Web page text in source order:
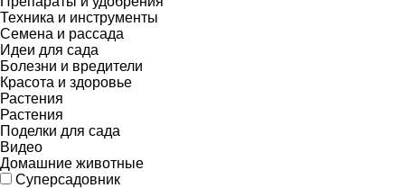
Техника и инструменты
Семена и рассада
Идеи для сада
Болезни и вредители
Красота и здоровье
Растения
Растения
Поделки для сада
Видео
Домашние животные
Суперсадовник